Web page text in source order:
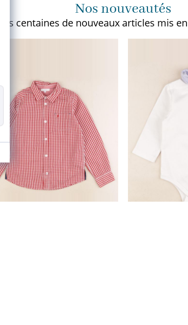
Nos nouveautés
centaines de nouveaux articles mis